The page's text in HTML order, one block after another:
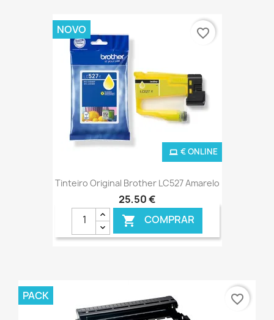
Tinteiro Original Brother LC527 Amarelo
25,50 €
 COMPRAR
€ ONLINE
NOVO favorite_border
PACK favorite_border